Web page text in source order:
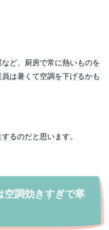
ど、厨房で常に熱いものを
は暑くて空調を下げるかも
るのだと思います。
空調効きすぎで寒